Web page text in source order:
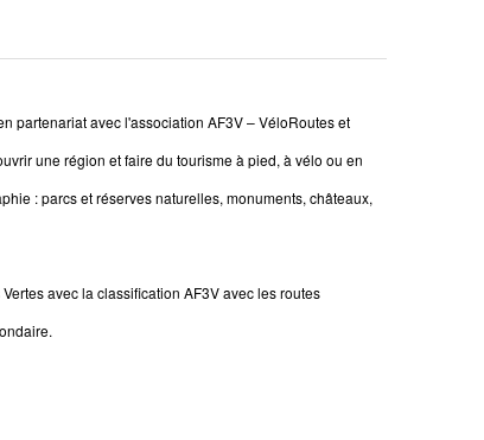
partenariat avec l'association AF3V – VéloRoutes et
une région et faire du tourisme à pied, à vélo ou en
: parcs et réserves naturelles, monuments, châteaux,
avec la classification AF3V avec les routes